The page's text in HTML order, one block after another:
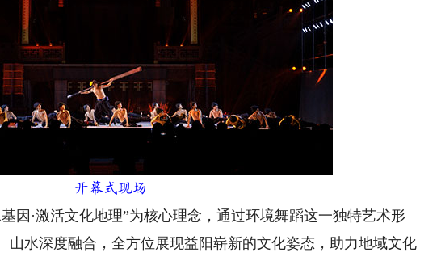
开幕式现场
·激活文化地理”为核心理念，通过环境舞蹈这一独特艺术形
山水深度融合，全方位展现益阳崭新的文化姿态，助力地域文化